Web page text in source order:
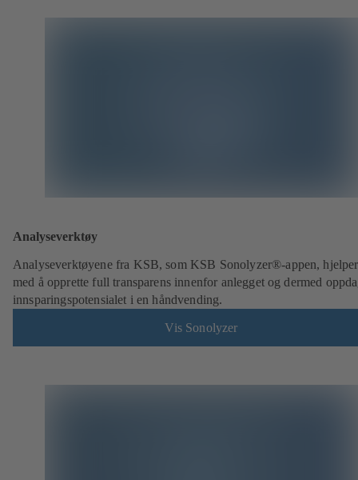
Analyseverktøy
Analyseverktøyene fra KSB, som KSB Sonolyzer®-appen,
med å opprette full transparens innenfor anlegget og dermed
innsparingspotensialet i en håndvending.
Vis Sonolyzer